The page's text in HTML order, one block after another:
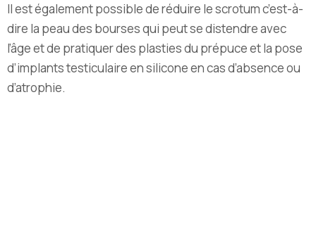
Il est également possible de réduire le scrotum c’est-à-
dire la peau des bourses qui peut se distendre avec
l’âge et de pratiquer des plasties du prépuce et la pose
d’implants testiculaire en silicone en cas d’absence ou
d’atrophie.